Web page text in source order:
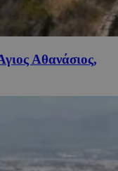
Αθανάσιος,